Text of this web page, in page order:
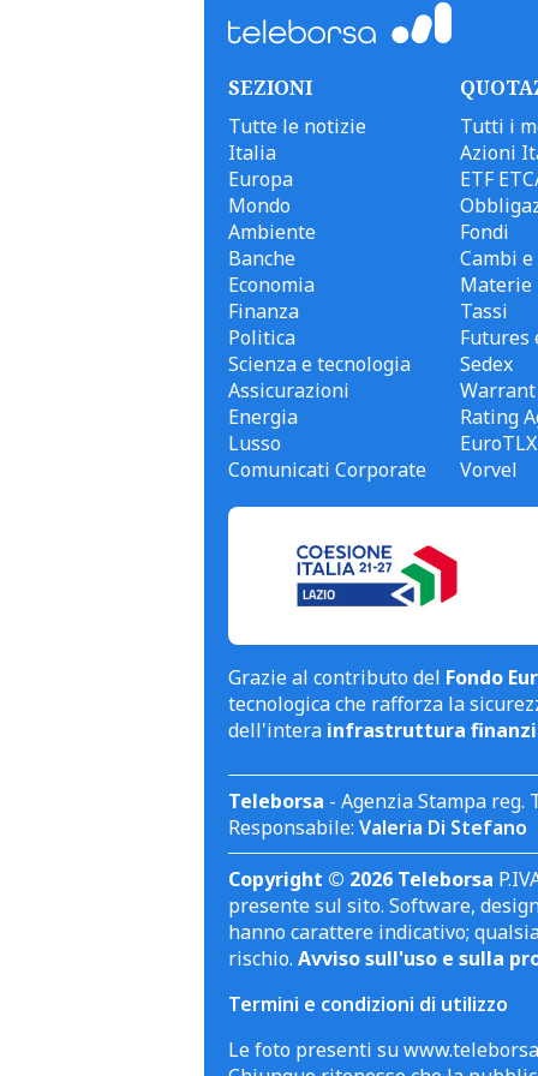
SEZIONI
Tutte le notizie
Italia
Europa
Mondo
Ambiente
Banche
Economia
Finanza
Politica
Scienza e tecnologia
Assicurazioni
Energia
Lusso
Comunicati Corporate
Tutti i
Azioni
ETF
Fondi
Cambi
Materie
Tassi
Futures
Sedex
Warrant
Rating
EuroTLX
Vorvel
Grazie al contributo del Fondo
tecnologica che rafforza la
dell'intera infrastruttura
Teleborsa - Agenzia Stampa
Responsabile: Valeria Di Stefano
Copyright © 2026 Teleborsa
presente sul sito. Software,
hanno carattere indicativo;
rischio. Avviso sull'uso e sulla
Termini e condizioni di utilizzo
Le foto presenti su